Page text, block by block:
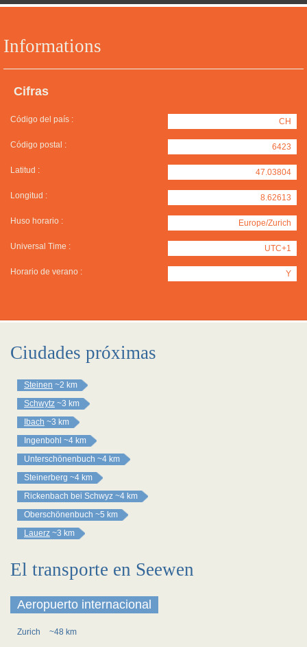
Informations
Cifras
Código del país : CH
Código postal : 6423
Latitud : 47.03804
Longitud : 8.62613
Huso horario : Europe/Zurich
Universal Time : UTC+1
Horario de verano : Y
Ciudades próximas
Steinen ~2 km
Schwytz ~3 km
Ibach ~3 km
Ingenbohl ~4 km
Unterschönenbuch ~4 km
Steinerberg ~4 km
Rickenbach bei Schwyz ~4 km
Oberschönenbuch ~5 km
Lauerz ~3 km
El transporte en Seewen
Aeropuerto internacional
Zurich ~48 km